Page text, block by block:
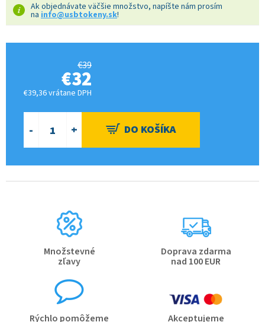
Ak objednávate väčšie množstvo, napíšte nám prosím
na info@usbtokeny.sk!
€39
€32
€39,36 vrátane DPH
Množstevné
zľavy
Doprava zdarma
nad 100 EUR
Rýchlo pomôžeme Akceptujeme